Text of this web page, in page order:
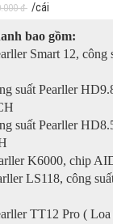
đ /cái
bao gồm:
Smart 12, công
suất Pearller
suất Pearller
K6000, chip
LS118, công
TT12 Pro (